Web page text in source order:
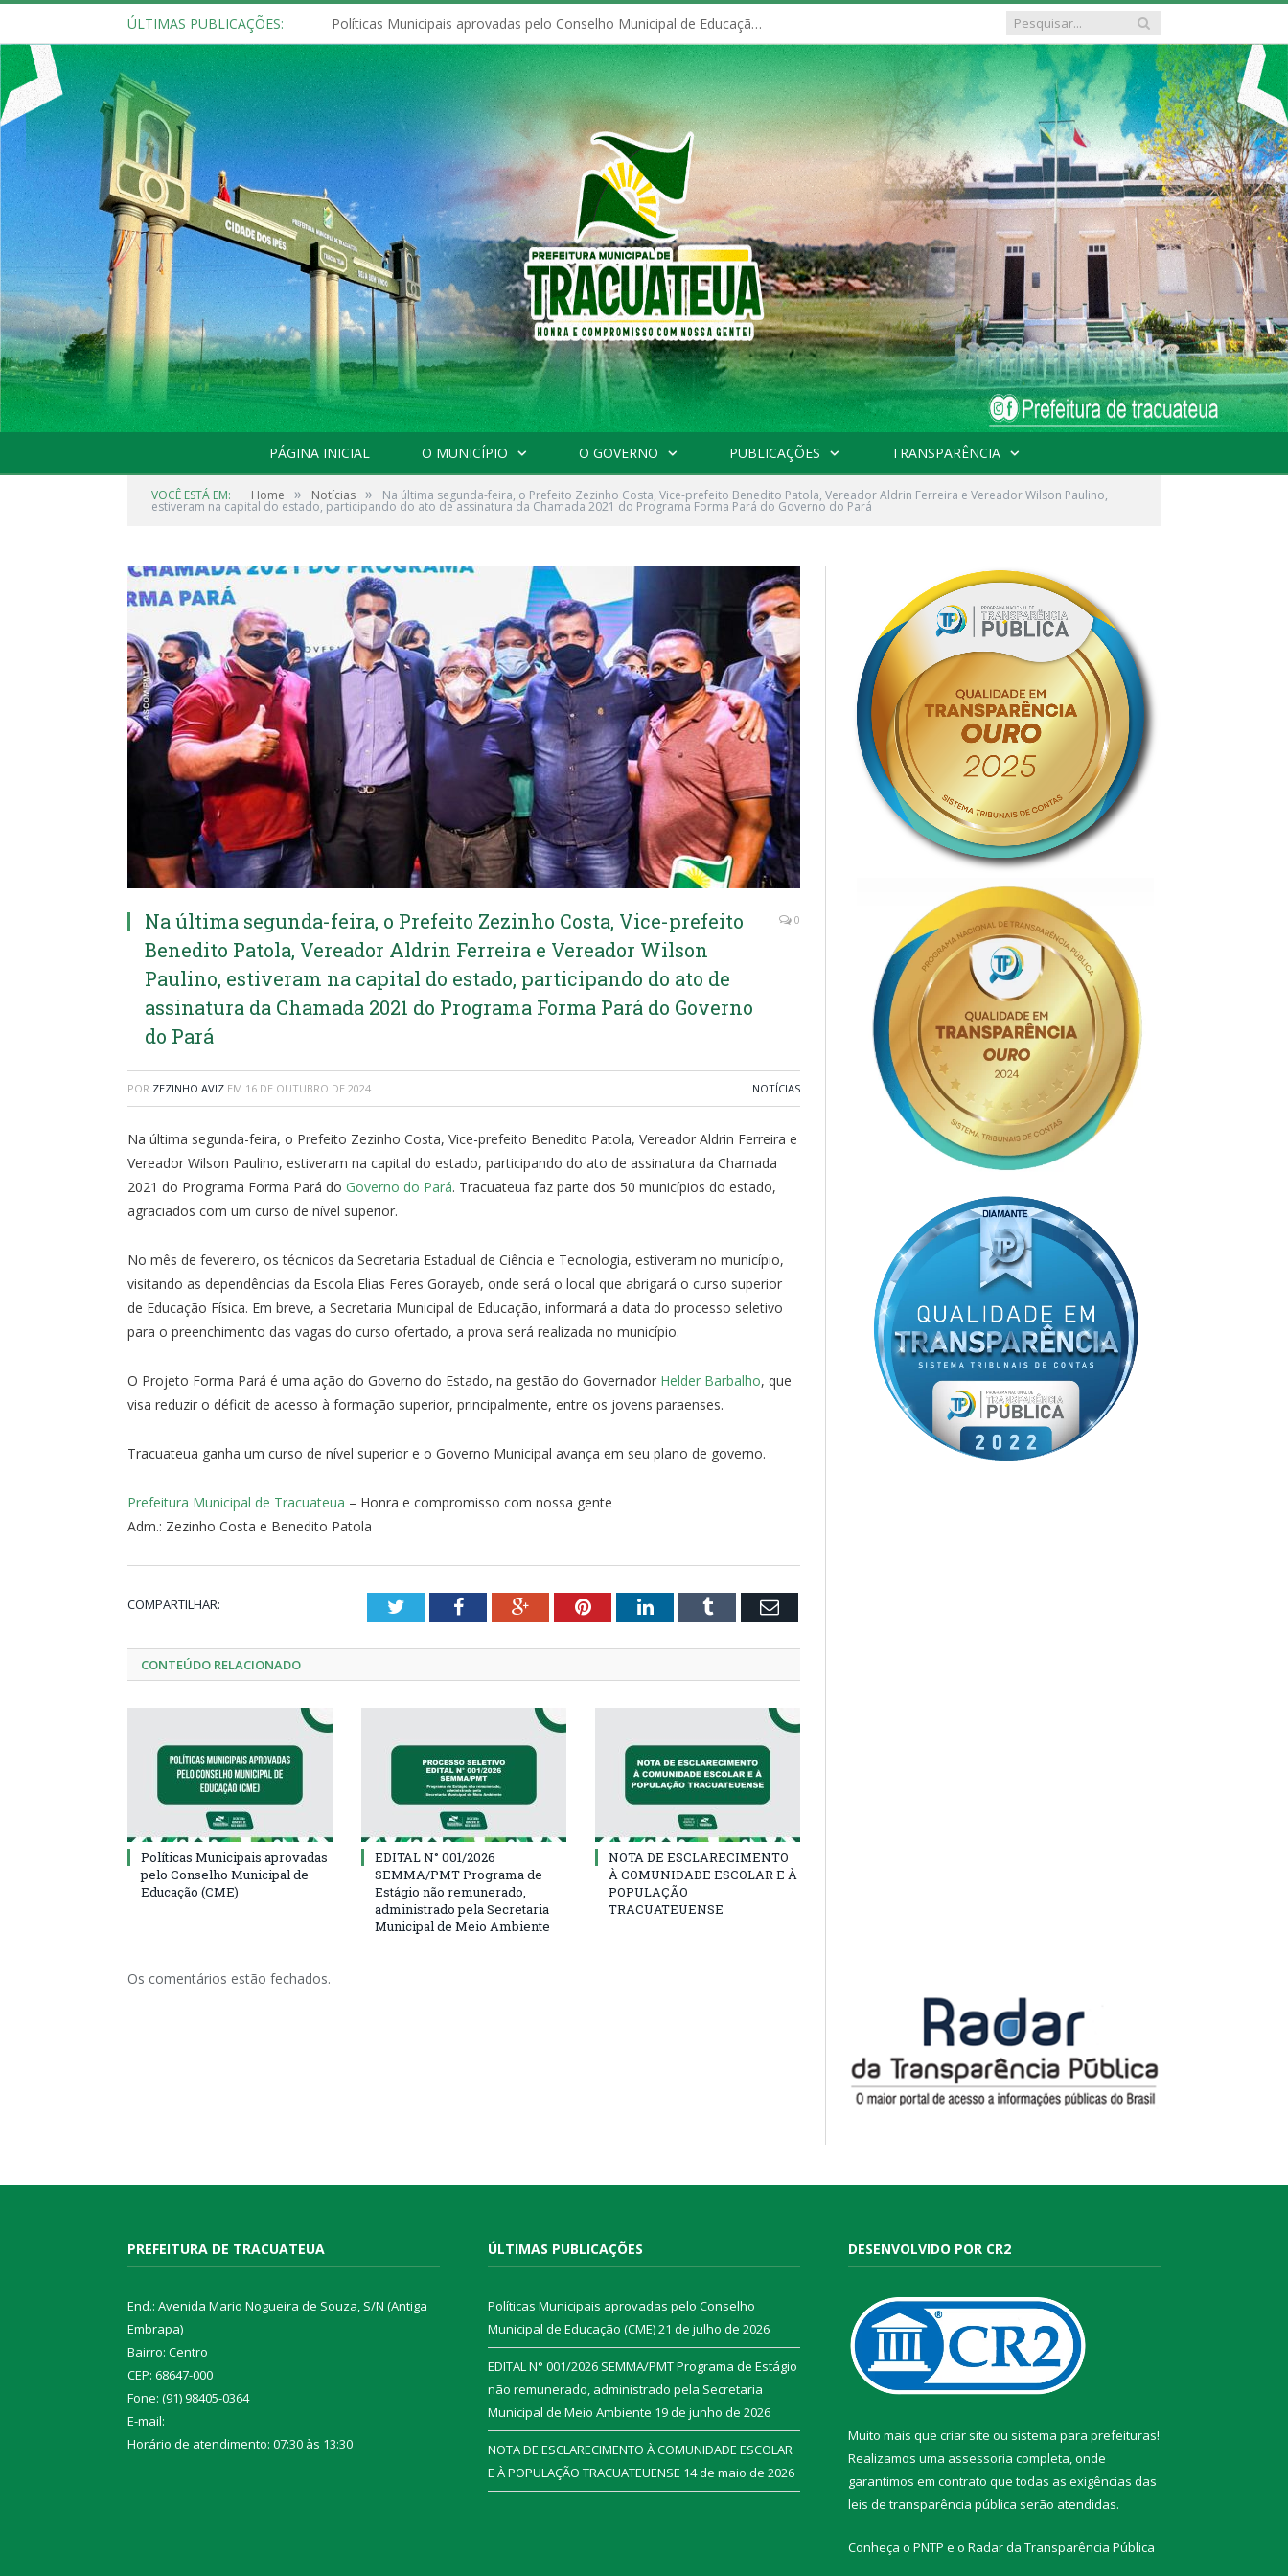
ÚLTIMAS PUBLICAÇÕES: Políticas Municipais aprovadas pelo Conselho Municipal de Educação (CME)
PÁGINA INICIAL O MUNICÍPIO O GOVERNO PUBLICAÇÕES TRANSPARÊNCIA
VOCÊ ESTÁ EM: Home » Notícias » Na última segunda-feira, o Prefeito Zezinho Costa, Vice-prefeito Benedito Patola, Vereador Aldrin Ferreira e Vereador Wilson Paulino,
estiveram na capital do estado, participando do ato de assinatura da Chamada 2021 do Programa Forma Pará do Governo do Pará
Na última segunda-feira, o Prefeito Zezinho Costa, Vice-prefeito
Benedito Patola, Vereador Aldrin Ferreira e Vereador Wilson
Paulino, estiveram na capital do estado, participando do ato de
assinatura da Chamada 2021 do Programa Forma Pará do Governo
do Pará
0
POR ZEZINHO AVIZ EM 16 DE OUTUBRO DE 2024 NOTÍCIAS
Na última segunda-feira, o Prefeito Zezinho Costa, Vice-prefeito Benedito Patola, Vereador Aldrin Ferreira e
Vereador Wilson Paulino, estiveram na capital do estado, participando do ato de assinatura da Chamada
2021 do Programa Forma Pará do Governo do Pará. Tracuateua faz parte dos 50 municípios do estado,
agraciados com um curso de nível superior.
No mês de fevereiro, os técnicos da Secretaria Estadual de Ciência e Tecnologia, estiveram no município,
visitando as dependências da Escola Elias Feres Gorayeb, onde será o local que abrigará o curso superior
de Educação Física. Em breve, a Secretaria Municipal de Educação, informará a data do processo seletivo
para o preenchimento das vagas do curso ofertado, a prova será realizada no município.
O Projeto Forma Pará é uma ação do Governo do Estado, na gestão do Governador Helder Barbalho, que
visa reduzir o déficit de acesso à formação superior, principalmente, entre os jovens paraenses.
Tracuateua ganha um curso de nível superior e o Governo Municipal avança em seu plano de governo.
Prefeitura Municipal de Tracuateua – Honra e compromisso com nossa gente
Adm.: Zezinho Costa e Benedito Patola
COMPARTILHAR: TwitterFacebookGoogle+PinterestLinkedInTumblr Email
CONTEÚDO RELACIONADO
Políticas Municipais aprovadas
pelo Conselho Municipal de
Educação (CME)
EDITAL N° 001/2026
SEMMA/PMT Programa de
Estágio não remunerado,
administrado pela Secretaria
Municipal de Meio Ambiente
NOTA DE ESCLARECIMENTO
À COMUNIDADE ESCOLAR E À
POPULAÇÃO
TRACUATEUENSE
Os comentários estão fechados.
PREFEITURA DE TRACUATEUA
End.: Avenida Mario Nogueira de Souza, S/N (Antiga
Embrapa)
Bairro: Centro
CEP: 68647-000
Fone: (91) 98405-0364
E-mail:
Horário de atendimento: 07:30 às 13:30
ÚLTIMAS PUBLICAÇÕES
Políticas Municipais aprovadas pelo Conselho
Municipal de Educação (CME)21 de julho de 2026
EDITAL N° 001/2026 SEMMA/PMT Programa de Estágio
não remunerado, administrado pela Secretaria
Municipal de Meio Ambiente 19 de junho de 2026
NOTA DE ESCLARECIMENTO À COMUNIDADE ESCOLAR
E À POPULAÇÃO TRACUATEUENSE 14 de maio de 2026
DESENVOLVIDO POR CR2
Muito mais que criar site ou sistema para prefeituras!
Realizamos uma assessoria completa, onde
garantimos em contrato que todas as exigências das
leis de transparência pública serão atendidas.
Conheça o PNTP e o Radar da Transparência Pública